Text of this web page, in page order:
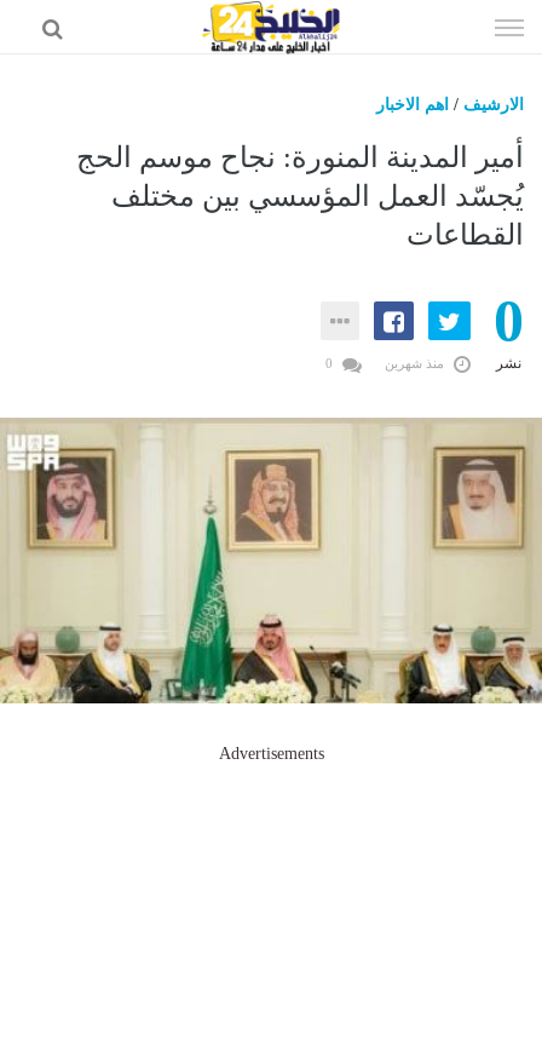
الى
الارشيف / اهم الاخبار
أمير المدينة المنورة: نجاح موسم الحج
يُجسّد العمل المؤسسي بين مختلف
القطاعات
0
نشر منذ شهرين
Advertisements
اخبار السعودية